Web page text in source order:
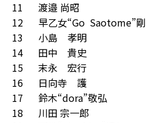
11
渡邉 尚昭
12
早乙女“Go Saotome”剛
13
小島 孝明
14
田中 貴史
15
末永 宏行
16
日向寺 護
17
鈴木“dora”敬弘
18
川田 宗一郎